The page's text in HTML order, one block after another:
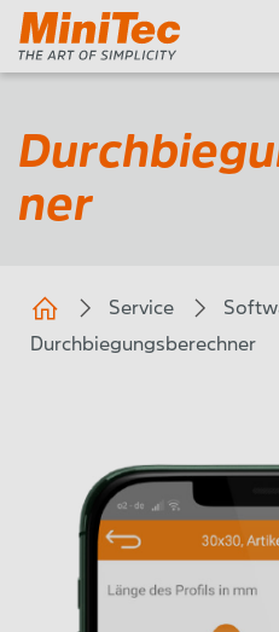
ner
Service
Durchbiegungsberechner